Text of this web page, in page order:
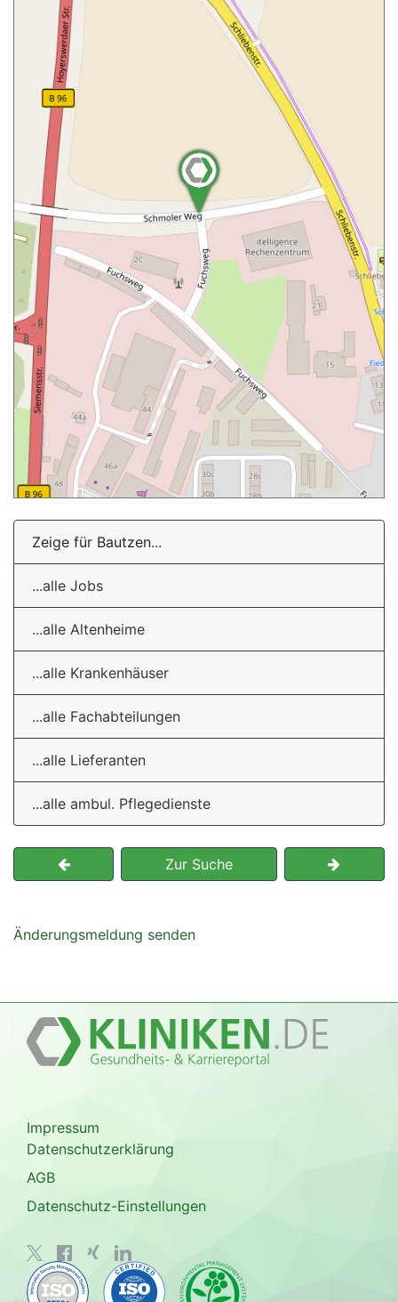
Zeige für Bautzen...
...alle Jobs
...alle Altenheime
...alle Krankenhäuser
...alle Fachabteilungen
...alle Lieferanten
...alle ambul. Pflegedienste
Zur Suche
Änderungsmeldung senden
Impressum
Datenschutzerklärung
AGB
Datenschutz-Einstellungen